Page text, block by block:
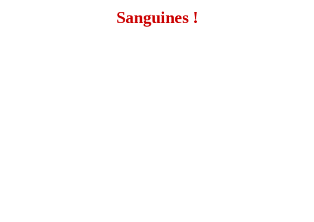
Sanguines !